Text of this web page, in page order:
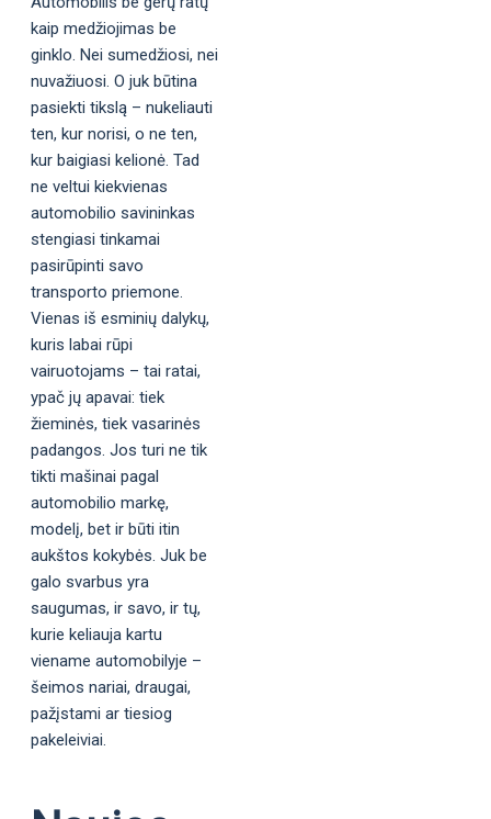
kaip medžiojimas be
ginklo. Nei sumedžiosi, nei
nuvažiuosi. O juk būtina
pasiekti tikslą – nukeliauti
ten, kur norisi, o ne ten,
kur baigiasi kelionė. Tad
ne veltui kiekvienas
automobilio savininkas
stengiasi tinkamai
pasirūpinti savo
transporto priemone.
Vienas iš esminių dalykų,
kuris labai rūpi
vairuotojams – tai ratai,
ypač jų apavai: tiek
žieminės, tiek vasarinės
padangos. Jos turi ne tik
tikti mašinai pagal
automobilio markę,
modelį, bet ir būti itin
aukštos kokybės. Juk be
galo svarbus yra
saugumas, ir savo, ir tų,
kurie keliauja kartu
viename automobilyje –
šeimos nariai, draugai,
pažįstami ar tiesiog
pakeleiviai.